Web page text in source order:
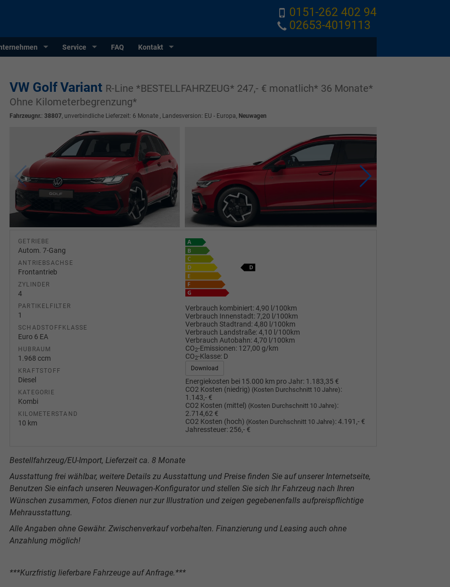
0151-262 402 94
02653-4019113
Service FAQ Kontakt
VW Golf Variant R-Line *BESTELLFAHRZEUG* 247,- € monatlich* 36 Monate*
Ohne Kilometerbegrenzung*
Fahrzeugnr.: 38807, unverbindliche Lieferzeit: 6 Monate, Landesversion: EU - Europa, Neuwagen
GETRIEBE
Autom. 7-Gang
ANTRIEBSACHSE
Frontantrieb
ZYLINDER
4
PARTIKELFILTER
1
SCHADSTOFFKLASSE
Euro 6 EA
HUBRAUM
1.968 ccm
KRAFTSTOFF
Diesel
KATEGORIE
Kombi
KILOMETERSTAND
10 km
Verbrauch kombiniert:4,90 l/100km
Verbrauch Innenstadt:7,20 l/100km
Verbrauch Stadtrand:4,80 l/100km
Verbrauch Landstraße:4,10 l/100km
Verbrauch Autobahn:4,70 l/100km
CO2-Emissionen: 127,00 g/km
CO2-Klasse: D
Download
Energiekosten bei 15.000 km pro Jahr: 1.183,35 €
CO2 Kosten (niedrig) (Kosten Durchschnitt 10 Jahre):
1.143,- €
CO2 Kosten (mittel) (Kosten Durchschnitt 10 Jahre):
2.714,62 €
CO2 Kosten (hoch) (Kosten Durchschnitt 10 Jahre):4.191,- €
Jahressteuer: 256,- €
Bestellfahrzeug/EU-Import, Lieferzeit ca. 8 Monate
Ausstattung frei wählbar, weitere Details zu Ausstattung und Preise finden Sie auf unserer Internetseite,
Benutzen Sie einfach unseren Neuwagen-Konfigurator und stellen Sie sich Ihr Fahrzeug nach Ihren
Wünschen zusammen, Fotos dienen nur zur Illustration und zeigen gegebenenfalls aufpreispflichtige
Mehrausstattung.
Alle Angaben ohne Gewähr. Zwischenverkauf vorbehalten. Finanzierung und Leasing auch ohne
Anzahlung möglich!
***Kurzfristig lieferbare Fahrzeuge auf Anfrage.***